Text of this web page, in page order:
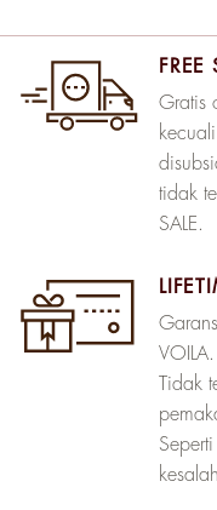
FREE
Gratis
tidak
SALE.
VOILA.
Tidak